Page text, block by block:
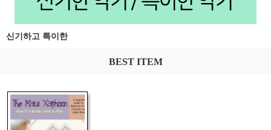
신기하고 특이한
BEST ITEM